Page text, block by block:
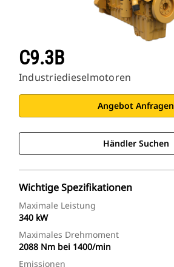
C9.3B
Industriedieselmotoren
Angebot Anfragen
Händler Suchen
Wichtige Spezifikationen
Maximale Leistung
340 kW
Maximales Drehmoment
2088 Nm bei 1400/min
Emissionen